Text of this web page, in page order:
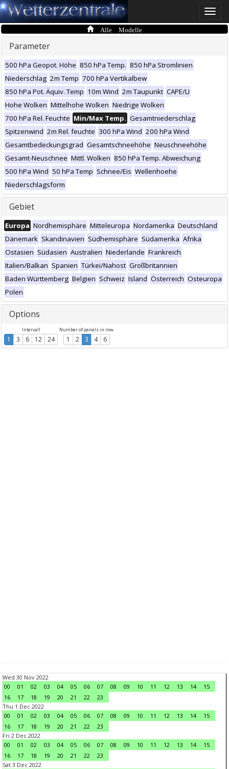
Toggle
Alle Modelle
Parameter
500 hPa Geopot. Höhe 850 hPa Temp. 850 hPa Stromlinien
Niederschlag 2m Temp 700 hPa Vertikalbew
850 hPa Pot. Äquiv. Temp 10m Wind 2m Taupunkt CAPE/LI
Hohe Wolken Mittelhohe Wolken Niedrige Wolken
700 hPa Rel. Feuchte Min/Max Temp. Gesamtniederschlag
Spitzenwind 2m Rel. feuchte 300 hPa Wind 200 hPa Wind
Gesamtbedeckungsgrad Gesamtschneehöhe Neuschneehöhe
Gesamt-Neuschnee Mittl. Wolken 850 hPa Temp. Abweichung
500 hPa Wind 50 hPa Temp Schnee/Eis Wellenhoehe
Niederschlagsform
Gebiet
Europa Nordhemisphäre Mitteleuropa Nordamerika Deutschland
Dänemark Skandinavien Südhemisphäre Südamerika Afrika
Ostasien Südasien Australien Niederlande Frankreich
Italien/Balkan Spanien Türkei/Nahost Großbritannien
Baden Württemberg Belgien Schweiz Island Österreich Osteuropa
Polen
Options
Intervall
1 3 6 12 24
Number of panels in row
1 2 3 4 6
Wed 30 Nov 2022
00
01 02 03 04 05 06 07 08 09 10 11 12 13 14
15
16
17 18 19 20 21 22
23
Thu 1 Dec 2022
00
01 02 03 04 05 06 07 08 09 10 11 12 13 14
15
16
17 18 19 20 21 22
23
Fri 2 Dec 2022
00
01 02 03 04 05 06 07 08 09 10 11 12 13 14
15
16
17 18 19 20 21 22
23
Sat 3 Dec 2022